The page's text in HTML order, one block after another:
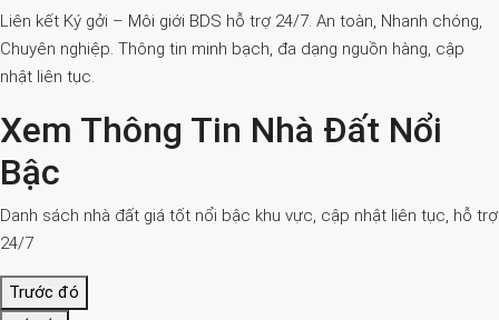
Liên kết Ký gởi – Môi giới BDS hỗ trợ 24/7. An toàn, Nhanh chóng,
Chuyên nghiệp. Thông tin minh bạch, đa dạng nguồn hàng, cập
nhật liên tục.
Xem Thông Tin Nhà Đất Nổi
Bậc
Danh sách nhà đất giá tốt nổi bậc khu vực, cập nhật liên tục, hỗ trợ
24/7
Trước đó